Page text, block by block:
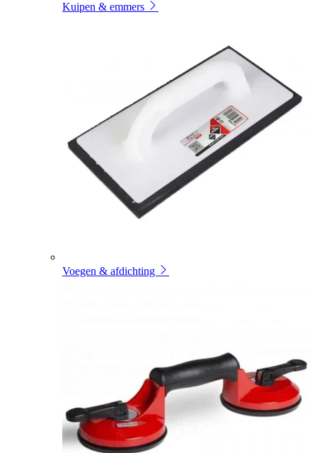
Kuipen & emmers
Voegen & afdichting